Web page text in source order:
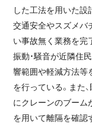
した工法を用いた設
交通安全やスズメバ
い事故無く業務を完
振動・騒音が近隣住
響範囲や軽減方法等
を行っている。また
にクレーンのブーム
を用いて離隔を確認